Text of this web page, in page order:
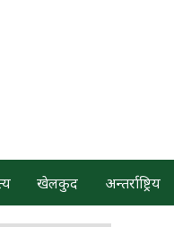
खेलकुद अन्तर्राष्ट्रिय